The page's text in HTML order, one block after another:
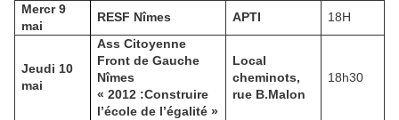
Mercr 9
mai
RESF Nîmes APTI 18H
Jeudi 10
mai
Ass Citoyenne
Front de Gauche
Nîmes
« 2012 :Construire
l’école de l’égalité »
Local
cheminots,
rue B.Malon
18h30